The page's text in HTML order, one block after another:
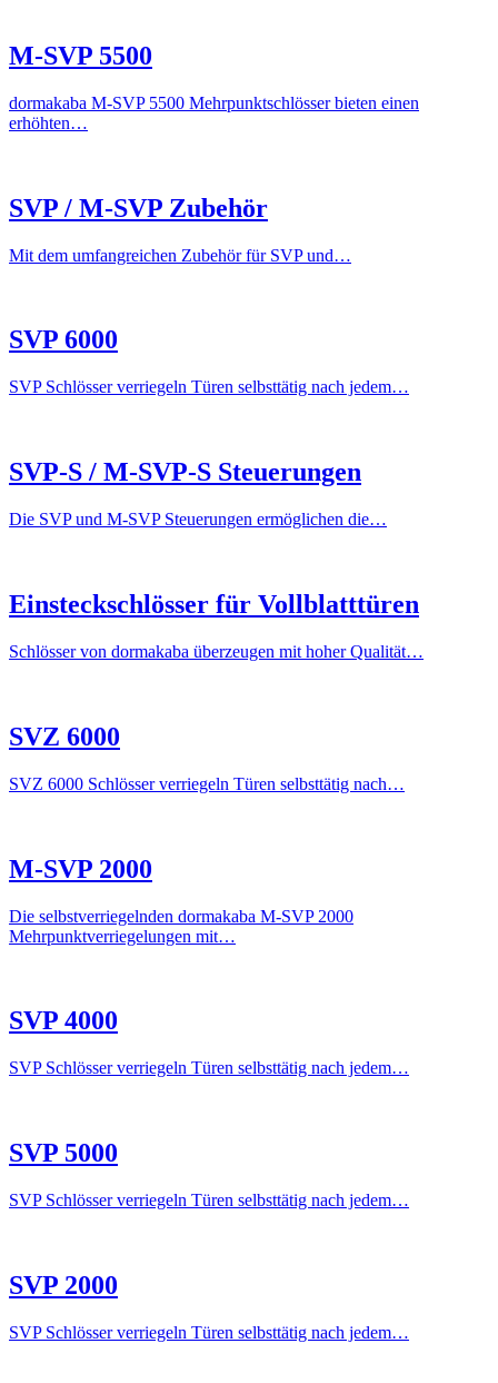
M-SVP 5500
dormakaba M-SVP 5500 Mehrpunktschlösser bieten einen
erhöhten…
SVP / M-SVP Zubehör
Mit dem umfangreichen Zubehör für SVP und…
SVP 6000
SVP Schlösser verriegeln Türen selbsttätig nach jedem…
SVP-S / M-SVP-S Steuerungen
Die SVP und M-SVP Steuerungen ermöglichen die…
Einsteckschlösser für Vollblatttüren
Schlösser von dormakaba überzeugen mit hoher Qualität…
SVZ 6000
SVZ 6000 Schlösser verriegeln Türen selbsttätig nach…
M-SVP 2000
Die selbstverriegelnden dormakaba M-SVP 2000
Mehrpunktverriegelungen mit…
SVP 4000
SVP Schlösser verriegeln Türen selbsttätig nach jedem…
SVP 5000
SVP Schlösser verriegeln Türen selbsttätig nach jedem…
SVP 2000
SVP Schlösser verriegeln Türen selbsttätig nach jedem…